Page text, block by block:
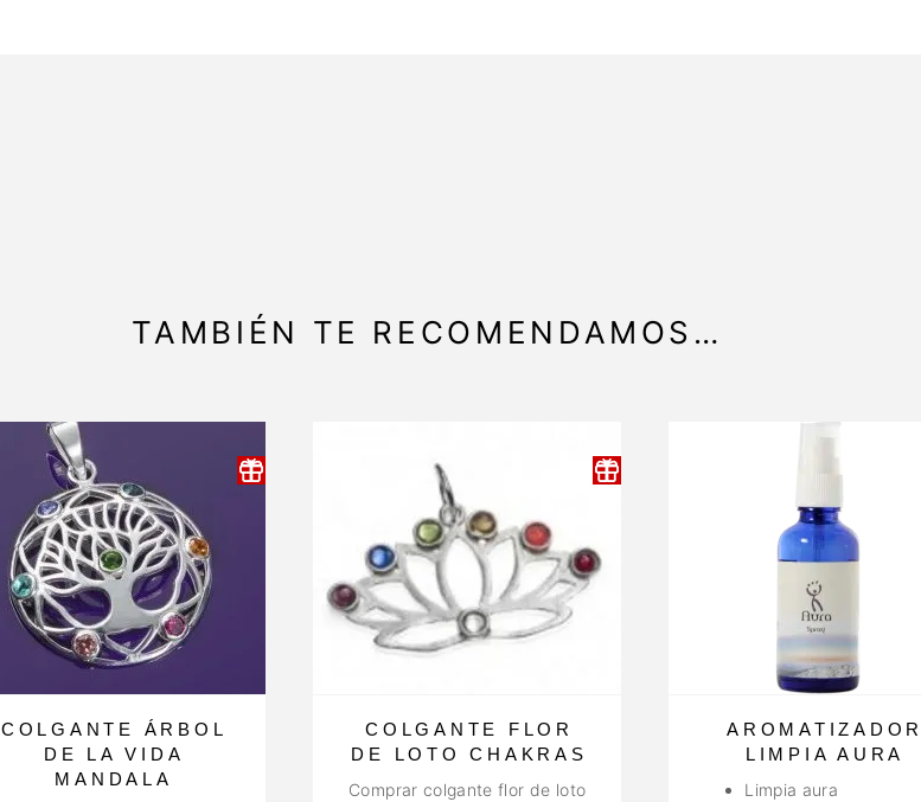
TAMBIÉN TE RECOMENDAMOS…
COLGANTE ÁRBOL
DE LA VIDA
MANDALA
COLGANTE FLOR
DE LOTO CHAKRAS
Comprar colgante flor de loto
LIMPIA AURA
Limpia aura